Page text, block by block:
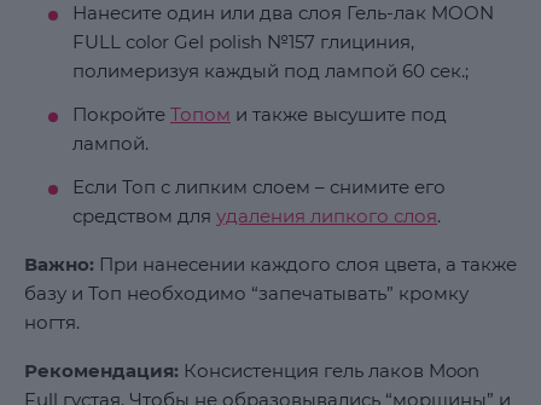
Нанесите один или два слоя Гель-лак MOON
FULL color Gel polish №157 глициния,
полимеризуя каждый под лампой 60 сек.;
Покройте Топом и также высушите под
лампой.
Если Топ с липким слоем – снимите его
средством для удаления липкого слоя.
Важно: При нанесении каждого слоя цвета, а также
базу и Топ необходимо “запечатывать” кромку
ногтя.
Рекомендация: Консистенция гель лаков Moon
Full густая. Чтобы не образовывались “морщины” и